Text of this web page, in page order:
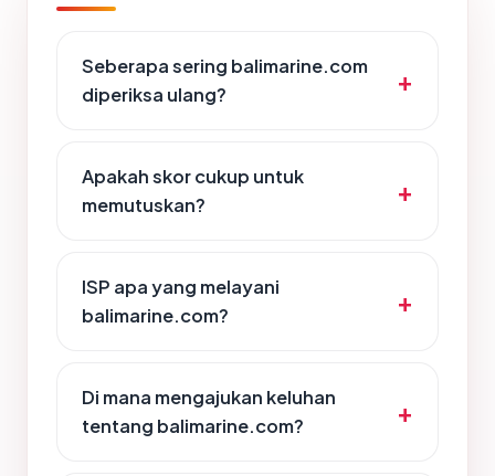
Seberapa sering balimarine.com
diperiksa ulang?
Apakah skor cukup untuk
memutuskan?
ISP apa yang melayani
balimarine.com?
Di mana mengajukan keluhan
tentang balimarine.com?